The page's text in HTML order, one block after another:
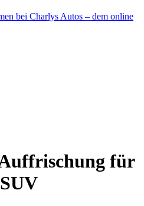
bei Charlys Autos – dem online
für